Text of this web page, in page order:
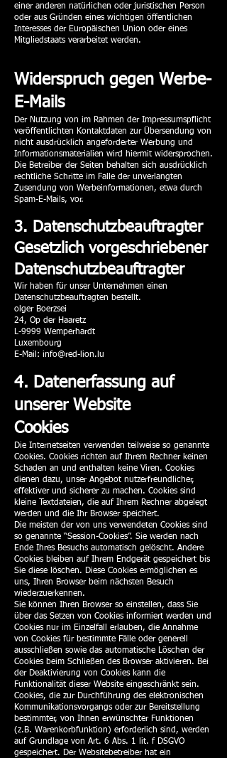
einer anderen natürlichen oder juristischen Person
oder aus Gründen eines wichtigen öffentlichen
Interesses der Europäischen Union oder eines
Mitgliedstaats verarbeitet werden.
Widerspruch gegen Werbe-
E-Mails
Der Nutzung von im Rahmen der Impressumspflicht
veröffentlichten Kontaktdaten zur Übersendung von
nicht ausdrücklich angeforderter Werbung und
Informationsmaterialien wird hiermit widersprochen.
Die Betreiber der Seiten behalten sich ausdrücklich
rechtliche Schritte im Falle der unverlangten
Zusendung von Werbeinformationen, etwa durch
Spam-E-Mails, vor.
3. Datenschutzbeauftragter
Gesetzlich vorgeschriebener
Datenschutzbeauftragter
Wir haben für unser Unternehmen einen
Datenschutzbeauftragten bestellt.
olger Boerzsei
24, Op der Haaretz
L-9999 Wemperhardt
Luxembourg
E-Mail: info@red-lion.lu
4. Datenerfassung auf
unserer Website
Cookies
Die Internetseiten verwenden teilweise so genannte
Cookies. Cookies richten auf Ihrem Rechner keinen
Schaden an und enthalten keine Viren. Cookies
dienen dazu, unser Angebot nutzerfreundlicher,
effektiver und sicherer zu machen. Cookies sind
kleine Textdateien, die auf Ihrem Rechner abgelegt
werden und die Ihr Browser speichert.
Die meisten der von uns verwendeten Cookies sind
so genannte “Session-Cookies”. Sie werden nach
Ende Ihres Besuchs automatisch gelöscht. Andere
Cookies bleiben auf Ihrem Endgerät gespeichert bis
Sie diese löschen. Diese Cookies ermöglichen es
uns, Ihren Browser beim nächsten Besuch
wiederzuerkennen.
Sie können Ihren Browser so einstellen, dass Sie
über das Setzen von Cookies informiert werden und
Cookies nur im Einzelfall erlauben, die Annahme
von Cookies für bestimmte Fälle oder generell
ausschließen sowie das automatische Löschen der
Cookies beim Schließen des Browser aktivieren. Bei
der Deaktivierung von Cookies kann die
Funktionalität dieser Website eingeschränkt sein.
Cookies, die zur Durchführung des elektronischen
Kommunikationsvorgangs oder zur Bereitstellung
bestimmter, von Ihnen erwünschter Funktionen
(z.B. Warenkorbfunktion) erforderlich sind, werden
auf Grundlage von Art. 6 Abs. 1 lit. f DSGVO
gespeichert. Der Websitebetreiber hat ein